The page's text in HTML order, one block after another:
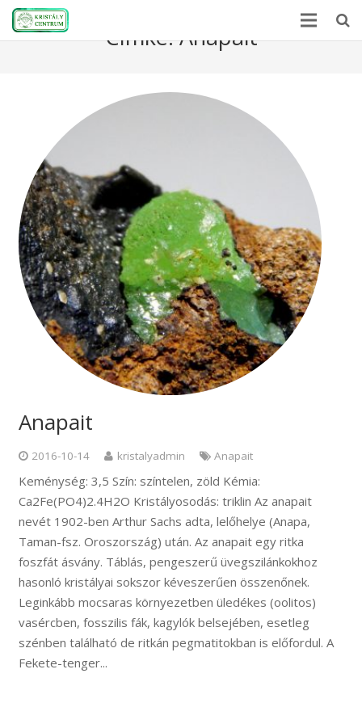
Kristályerő
Hírek
A kövekről
Rólunk
Kapcsolat
Webshop
Címke:Anapait
Anapait
2016-10-14 kristalyadmin Anapait
Keménység: 3,5 Szín: színtelen, zöld Kémia:
Ca2Fe(PO4)2.4H2O Kristályosodás: triklin Az anapait
nevét 1902-ben Arthur Sachs adta, lelőhelye (Anapa,
Taman-fsz. Oroszország) után. Az anapait egy ritka
foszfát ásvány. Táblás, pengeszerű üvegszilánkokhoz
hasonló kristályai sokszor kéveszerűen összenőnek.
Leginkább mocsaras környezetben üledékes (oolitos)
vasércben, fosszilis fák, kagylók belsejében, esetleg
szénben található de ritkán pegmatitokban is előfordul. A
Fekete-tenger...